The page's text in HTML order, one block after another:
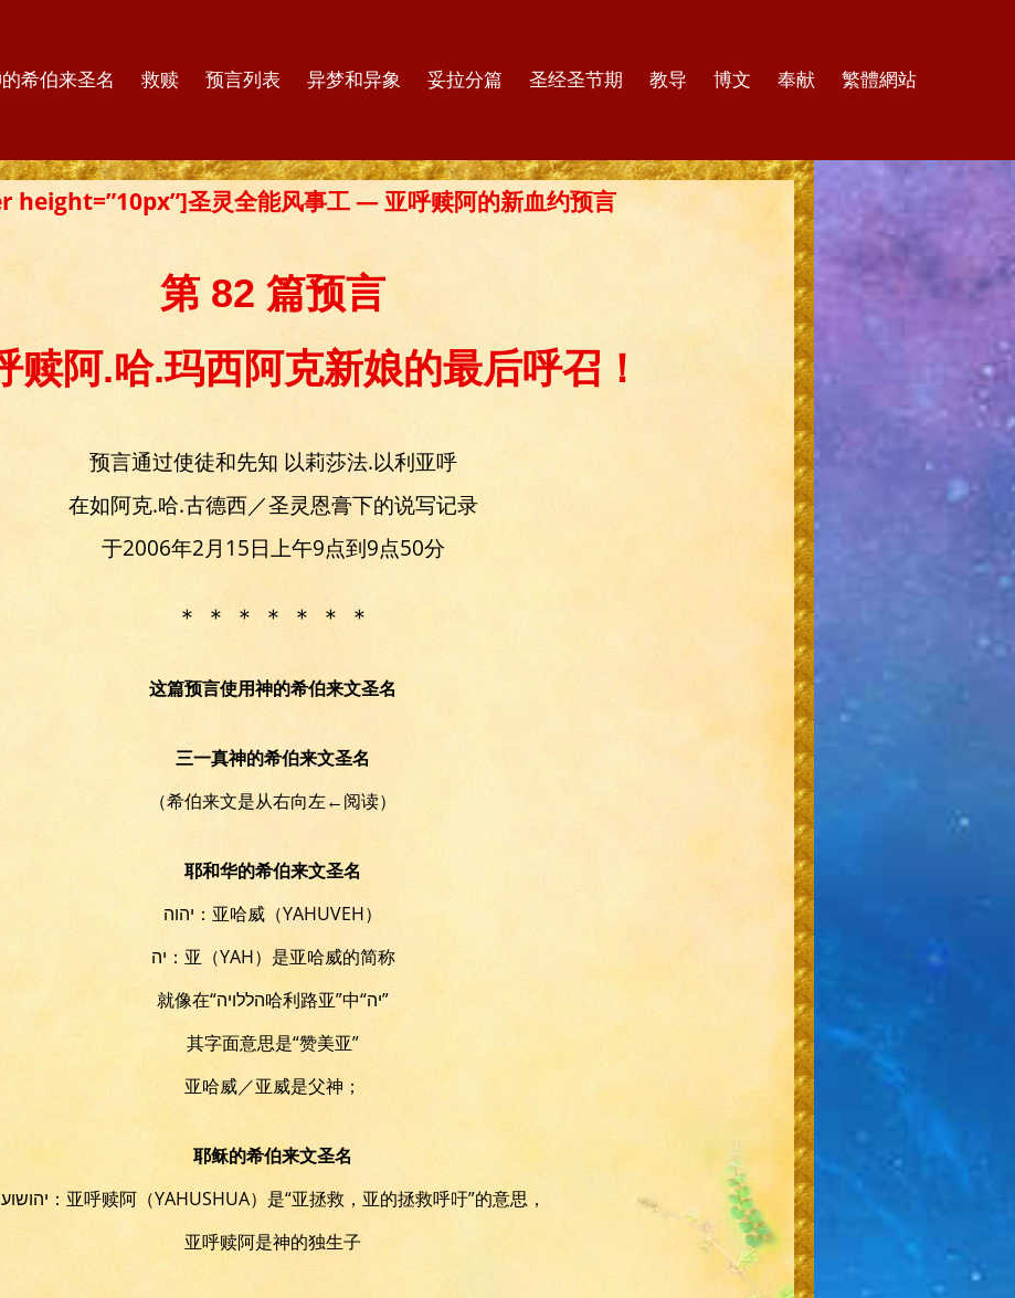
希伯来圣名 救赎 预言列表 异梦和异象 妥拉分篇 圣经圣节期 教导 博文 奉献 繁體網站
height=”10px”]圣灵全能风事工 — 亚呼赎阿的新血约预言
第 82 篇预言
赎阿.哈.玛西阿克新娘的最后呼召！
预言通过使徒和先知 以莉莎法.以利亚呼
在如阿克.哈.古德西／圣灵恩膏下的说写记录
于2006年2月15日上午9点到9点50分
＊ ＊ ＊ ＊ ＊ ＊ ＊
这篇预言使用神的希伯来文圣名
三一真神的希伯来文圣名
（希伯来文是从右向左←阅读）
耶和华的希伯来文圣名
יהוה：亚哈威（YAHUVEH）
יה：亚（YAH）是亚哈威的简称
就像在“הללויה哈利路亚”中“יה”
其字面意思是“赞美亚”
亚哈威／亚威是父神；
耶稣的希伯来文圣名
יהושוע：亚呼赎阿（YAHUSHUA） 是“亚拯救，亚的拯救呼吁”的意思，
亚呼赎阿是神的独生子